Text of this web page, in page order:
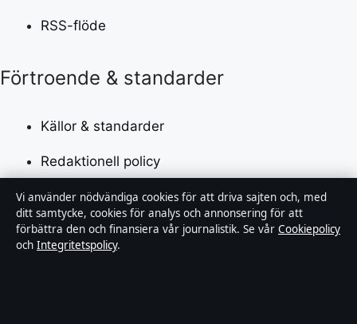
RSS-flöde
Förtroende & standarder
Källor & standarder
Redaktionell policy
Rättelsepolicy
Faktagranskningspolicy
Vi använder nödvändiga cookies för att driva sajten och, med
ditt samtycke, cookies för analys och annonsering för att
förbättra den och finansiera vår journalistik. Se vår Cookiepolicy
och Integritetspolicy.